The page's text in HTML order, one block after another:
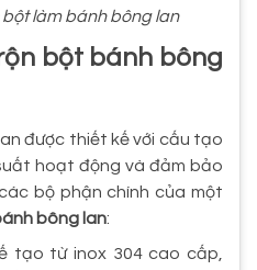
làm bánh bông lan
bột bánh bông
được thiết kế với cấu tạo
hoạt động và đảm bảo
bộ phận chính của một
bông lan:
tạo từ inox 304 cao cấp,